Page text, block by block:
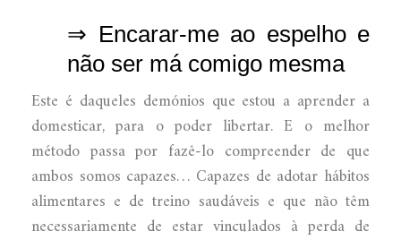
⇒ Encarar-me ao espelho e
não ser má comigo mesma
Este é daqueles demónios que estou a aprender a
domesticar, para o poder libertar. E o melhor
método passa por fazê-lo compreender de que
ambos somos capazes… Capazes de adotar hábitos
alimentares e de treino saudáveis e que não têm
necessariamente de estar vinculados à perda de